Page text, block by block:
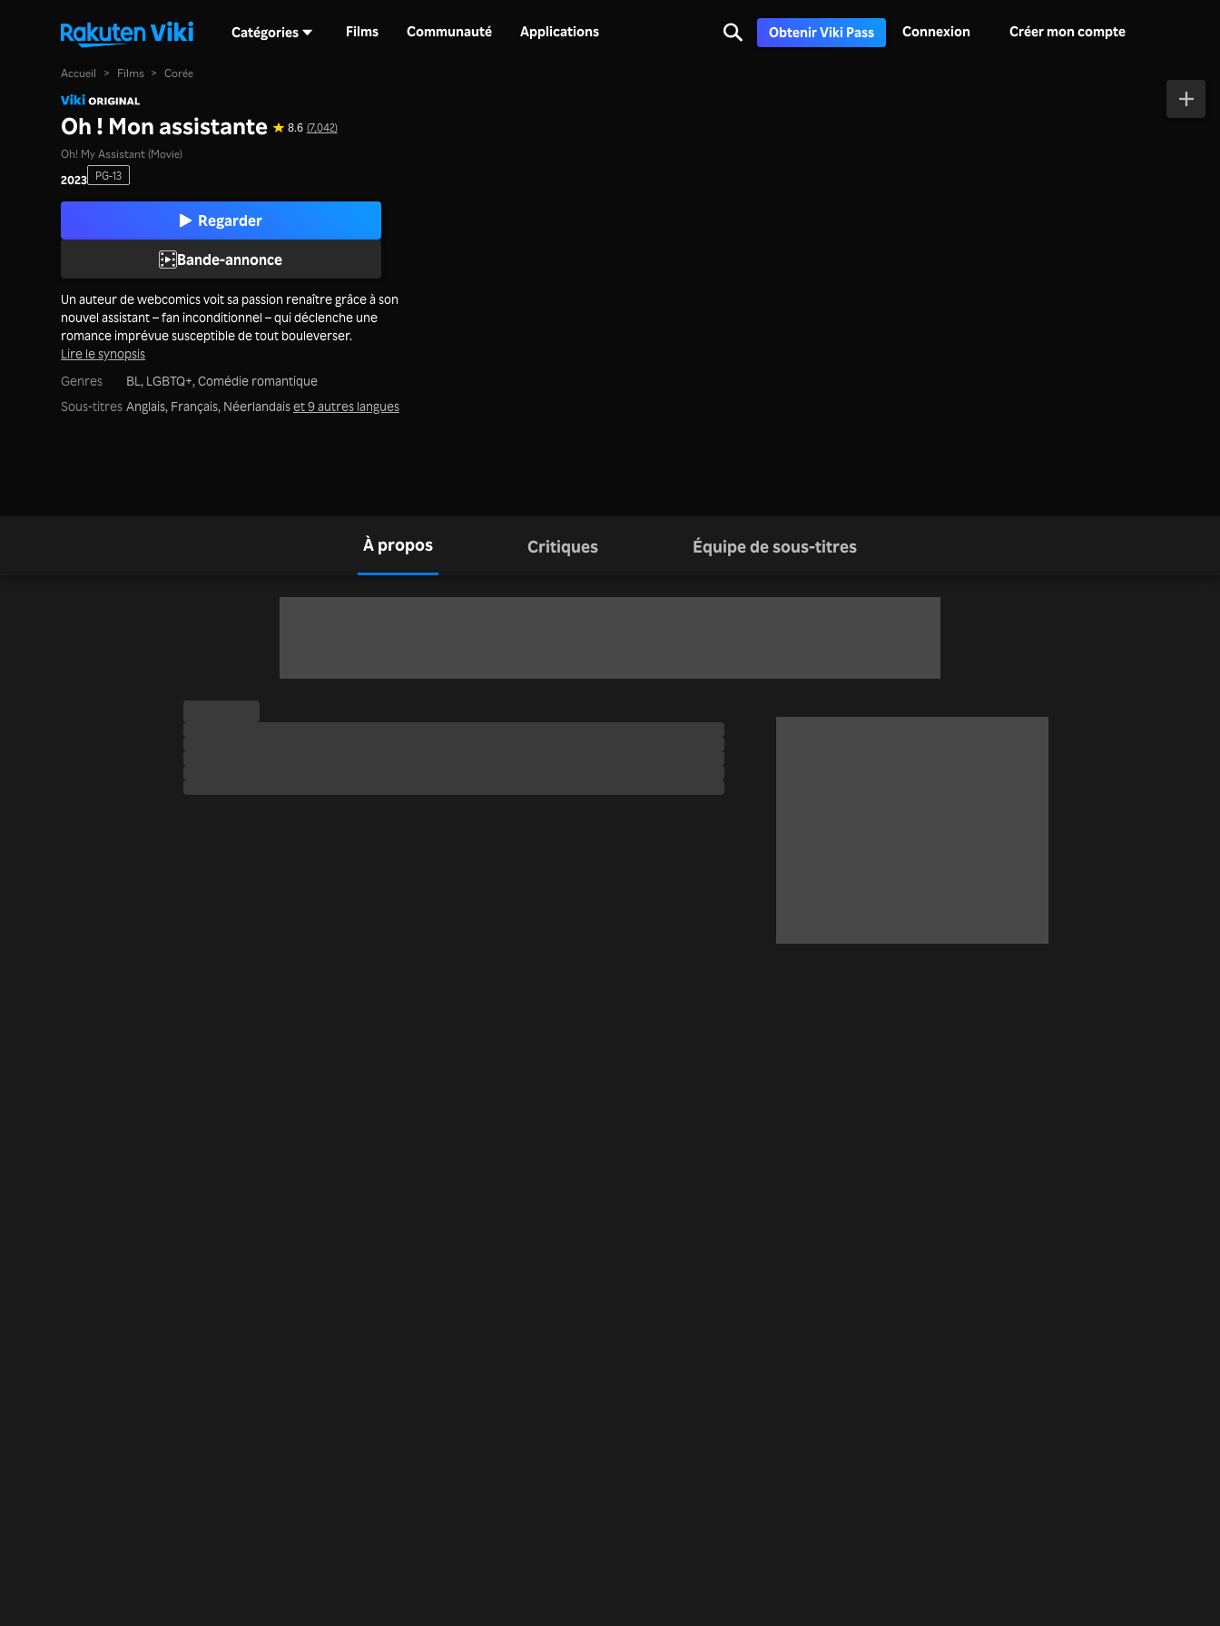
Catégories Films Communauté Applications Obtenir Viki Pass Connexion Créer mon compte
Accueil > Films > Corée
Oh ! Mon assistante 8.6 (7,042)
Oh! My Assistant (Movie)
2023
PG-13
Regarder
Bande-annonce
Un auteur de webcomics voit sa passion renaître grâce à son
nouvel assistant – fan inconditionnel – qui déclenche une
romance imprévue susceptible de tout bouleverser.
Lire le synopsis
Genres
BL, LGBTQ+, Comédie romantique
Sous-titres Anglais, Français, Néerlandaiset 9 autres langues
À propos Critiques Équipe de sous-titres